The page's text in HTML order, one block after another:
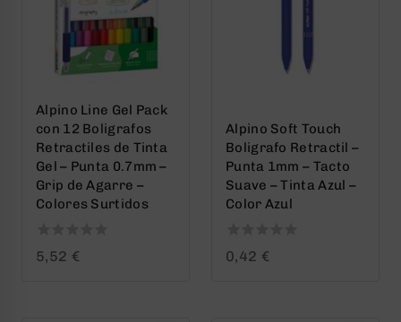
Alpino Line Gel Pack
con 12 Boligrafos
Retractiles de Tinta
Gel – Punta 0.7mm –
Grip de Agarre –
Colores Surtidos
0
5,52 €
Alpino Soft Touch
Boligrafo Retractil –
Punta 1mm – Tacto
Suave – Tinta Azul –
Color Azul
0
0,42 €